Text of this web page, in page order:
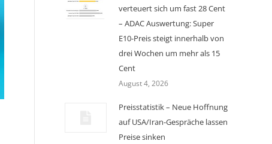
verteuert sich um fast 28 Cent
– ADAC Auswertung: Super
E10-Preis steigt innerhalb von
drei Wochen um mehr als 15
Cent
August 4, 2026
Preisstatistik – Neue Hoffnung
auf USA/Iran-Gespräche lassen
Preise sinken